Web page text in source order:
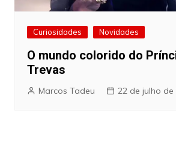
Curiosidades Novidades
O mundo colorido do
Trevas
Marcos Tadeu 22 de julho de